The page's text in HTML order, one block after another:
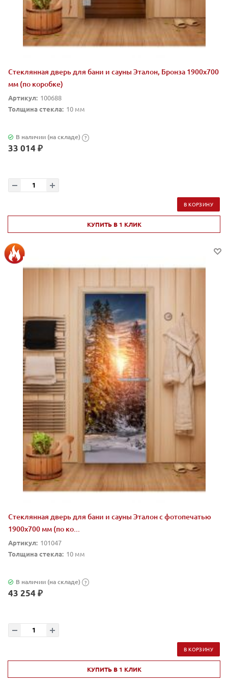
Стеклянная дверь для бани и сауны Эталон, Бронза 1900х700
мм (по коробке)
Артикул: 100688
Толщина стекла: 10 мм
В наличии (на складе) ?
33 014 ₽
В КОРЗИНУ
КУПИТЬ В 1 КЛИК
Стеклянная дверь для бани и сауны Эталон с фотопечатью
1900х700 мм (по ко...
Артикул: 101047
Толщина стекла: 10 мм
В наличии (на складе) ?
43 254 ₽
В КОРЗИНУ
КУПИТЬ В 1 КЛИК